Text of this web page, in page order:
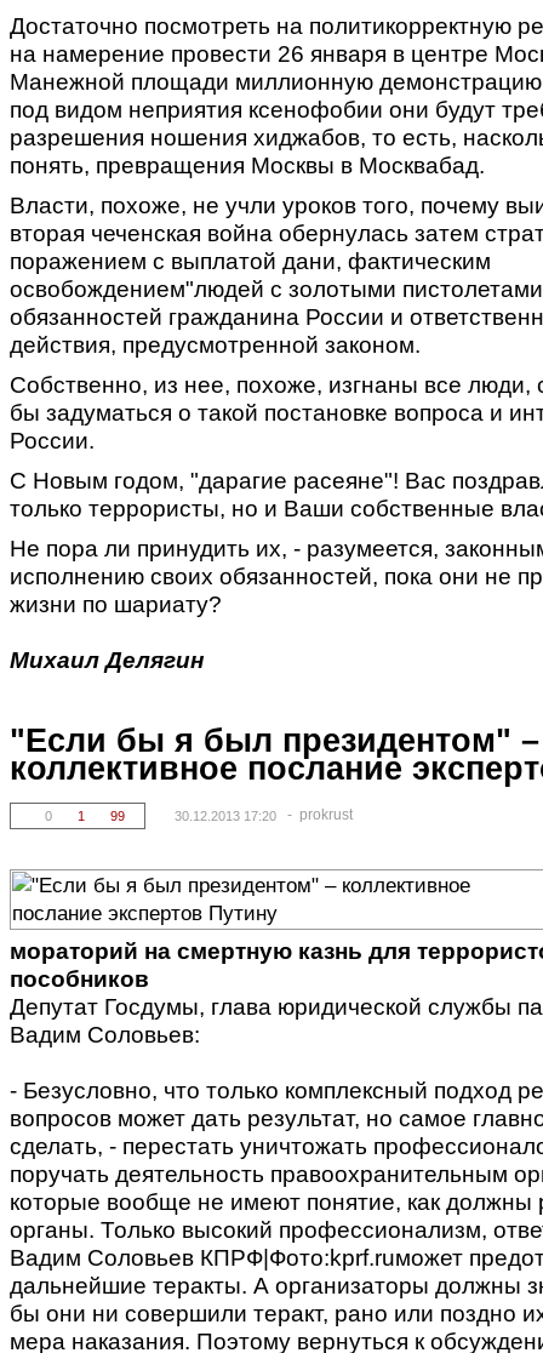
Достаточно посмотреть на политикорректную
на намерение провести 26 января в центре
Манежной площади миллионную
под видом неприятия ксенофобии они будут
разрешения ношения хиджабов, то есть,
понять, превращения Москвы в Москвабад.
Власти, похоже, не учли уроков того, почему
вторая чеченская война обернулась затем
поражением с выплатой дани, фактическим
освобождением"людей с золотыми
обязанностей гражданина России и
действия, предусмотренной законом.
Собственно, из нее, похоже, изгнаны все люди,
бы задуматься о такой постановке вопроса и
России.
С Новым годом, "дарагие расеяне"! Вас
только террористы, но и Ваши собственные
Не пора ли принудить их, - разумеется,
исполнению своих обязанностей, пока они не
жизни по шариату?
Михаил Делягин
"Если бы я был президентом" –
коллективное послание
0 1 99 30.12.2013 17:20 - prokrust
мораторий на смертную казнь для
пособников
Депутат Госдумы, глава юридической службы
Вадим Соловьев:
- Безусловно, что только комплексный подход
вопросов может дать результат, но самое
сделать, - перестать уничтожать
поручать деятельность правоохранительным
которые вообще не имеют понятие, как должны
органы. Только высокий профессионализм,
Вадим Соловьев КПРФ|Фото:kprf.ruможет
дальнейшие теракты. А организаторы должны
бы они ни совершили теракт, рано или поздно
мера наказания. Поэтому вернуться к